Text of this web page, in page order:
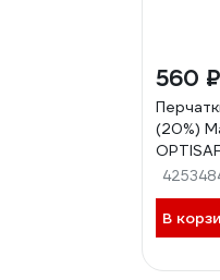
560 ₽
(20%)
404-
В